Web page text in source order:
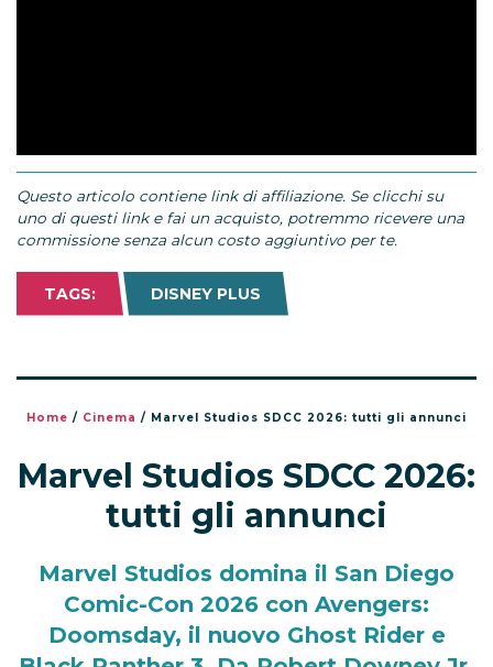
Questo articolo contiene link di affiliazione. Se clicchi su
uno di questi link e fai un acquisto, potremmo ricevere una
commissione senza alcun costo aggiuntivo per te.
TAGS: DISNEY PLUS
Home / Cinema / Marvel Studios SDCC 2026: tutti gli annunci
Marvel Studios SDCC 2026:
tutti gli annunci
Marvel Studios domina il San Diego
Comic-Con 2026 con Avengers:
Doomsday, il nuovo Ghost Rider e